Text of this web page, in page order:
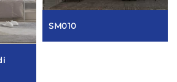
SM010